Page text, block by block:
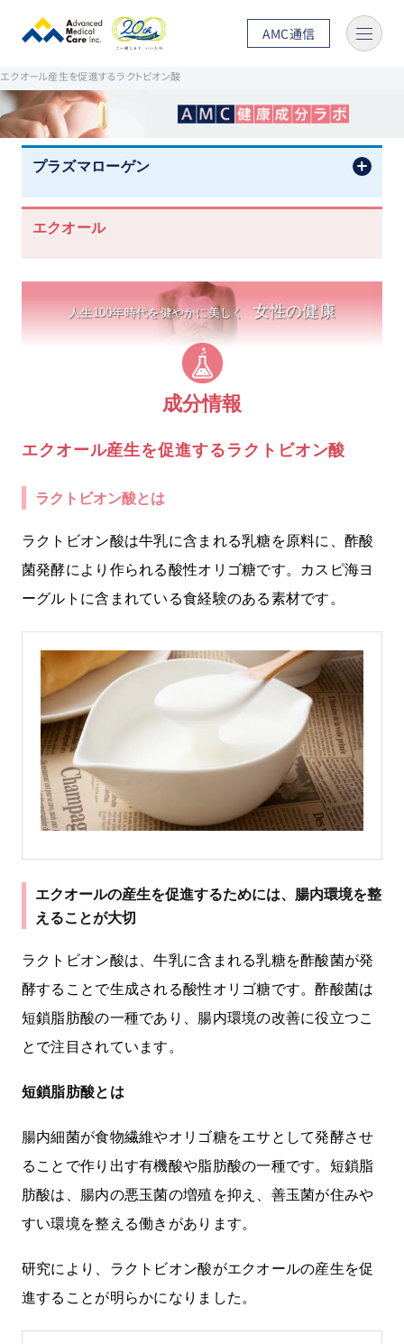
AMC通信
エクオール産生を促進するラクトビオン酸
プラズマローゲン
エクオール
人生100年時代を健やかに美しく 女性の健康
成分情報
エクオール産生を促進するラクトビオン酸
ラクトビオン酸とは
ラクトビオン酸は牛乳に含まれる乳糖を原料に、酢酸
菌発酵により作られる酸性オリゴ糖です。カスピ海ヨ
ーグルトに含まれている食経験のある素材です。
エクオールの産生を促進するためには、腸内環境を整
えることが大切
ラクトビオン酸は、牛乳に含まれる乳糖を酢酸菌が発
酵することで生成される酸性オリゴ糖です。酢酸菌は
短鎖脂肪酸の一種であり、腸内環境の改善に役立つこ
とで注目されています。
短鎖脂肪酸とは
腸内細菌が食物繊維やオリゴ糖をエサとして発酵させ
ることで作り出す有機酸や脂肪酸の一種です。短鎖脂
肪酸は、腸内の悪玉菌の増殖を抑え、善玉菌が住みや
すい環境を整える働きがあります。
研究により、ラクトビオン酸がエクオールの産生を促
進することが明らかになりました。